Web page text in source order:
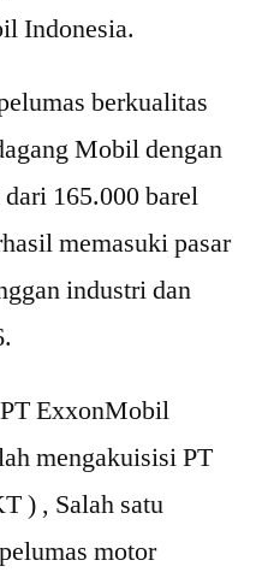
Indonesia.
berkualitas
Mobil dengan
165.000 barel
memasuki pasar
industri dan
ExxonMobil
mengakuisisi PT
) , Salah satu
motor